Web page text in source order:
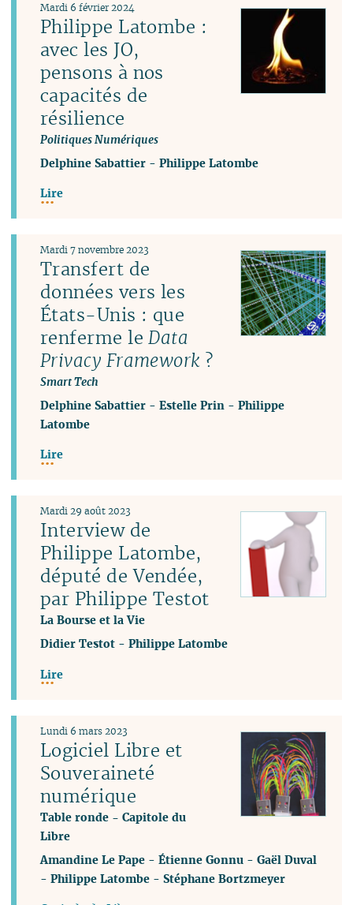
Philippe Latombe :
avec les JO,
pensons à nos
capacités de
résilience
Politiques Numériques
Mardi 6 février 2024
Delphine Sabattier -Philippe Latombe
Lire
Transfert de
données vers les
États-Unis : que
renferme leData
Privacy Framework?
Smart Tech
Mardi 7 novembre 2023
Delphine Sabattier -Estelle Prin -Philippe
Latombe
Lire
Interview de
Philippe Latombe,
député de Vendée,
par Philippe Testot
La Bourse et la Vie
Mardi 29 août 2023
Didier Testot -Philippe Latombe
Lire
Logiciel Libre et
Souveraineté
numérique
Table ronde - Capitole du
Libre
Lundi 6 mars 2023
Amandine Le Pape -Étienne Gonnu -Gaël Duval
-Philippe Latombe -Stéphane Bortzmeyer